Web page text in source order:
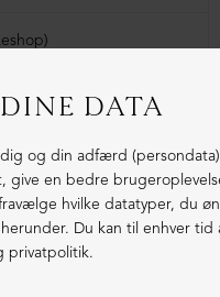
i Europa
BOMULD